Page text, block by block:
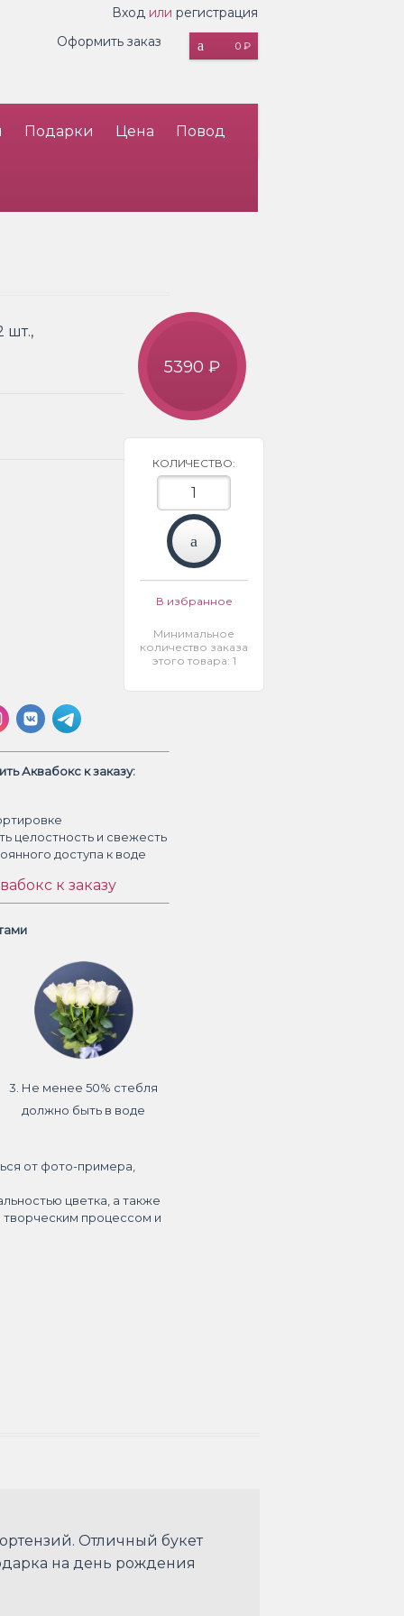
Вход или регистрация
0 ₽
Оформить заказ
Подарки Цена Повод
шт.,
5390 ₽
КОЛИЧЕСТВО:
В избранное
Минимальное
количество заказа
этого товара: 1
Аквабокс к заказу:
целостность и свежесть
доступа к воде
к заказу
3. Не менее 50% стебля
должно быть в воде
от фото-примера,
цветка, а также
творческим процессом и
Отличный букет
на день рождения